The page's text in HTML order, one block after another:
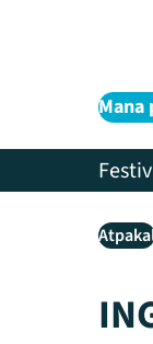
Mana